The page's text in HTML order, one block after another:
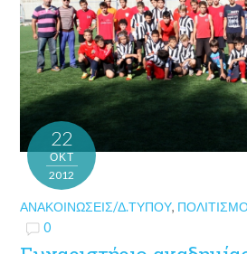
22
ΟΚΤ
2012
ΑΝΑΚΟΙΝΏΣΕΙΣ/Δ.ΤΎΠΟΥ,
0